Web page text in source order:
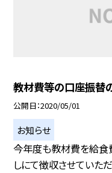
教材費等の口座振替
公開日 2020/05/01
お知らせ
今年度も教材費を給食
しにて徴収させていた